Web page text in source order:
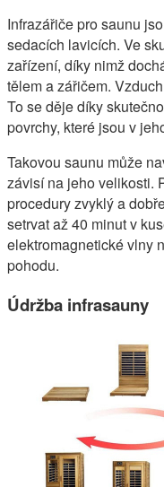
Infrazářiče pro saunu
sedacích lavicích. Ve
zařízení, díky nimž
tělem a zářičem.
To se děje díky
povrchy, které jsou v
Takovou saunu může
závisí na jeho velikosti.
procedury zvyklý a
setrvat až 40 minut v
elektromagnetické vlny
pohodu.
Údržba infrasauny